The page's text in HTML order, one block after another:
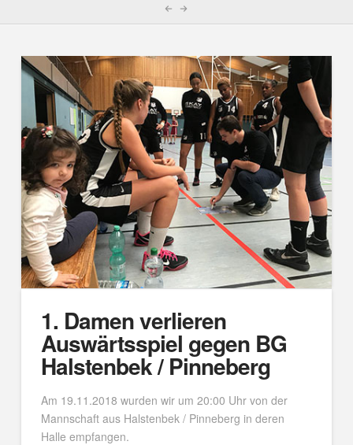
1. Damen verlieren
Auswärtsspiel gegen BG
Halstenbek / Pinneberg
Am 19.11.2018 wurden wir um 20:00 Uhr von der
Mannschaft aus Halstenbek / Pinneberg in deren
Halle empfangen.